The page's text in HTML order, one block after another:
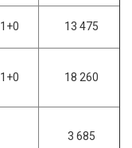
1+0 13 475
1+0 18 260
3 685